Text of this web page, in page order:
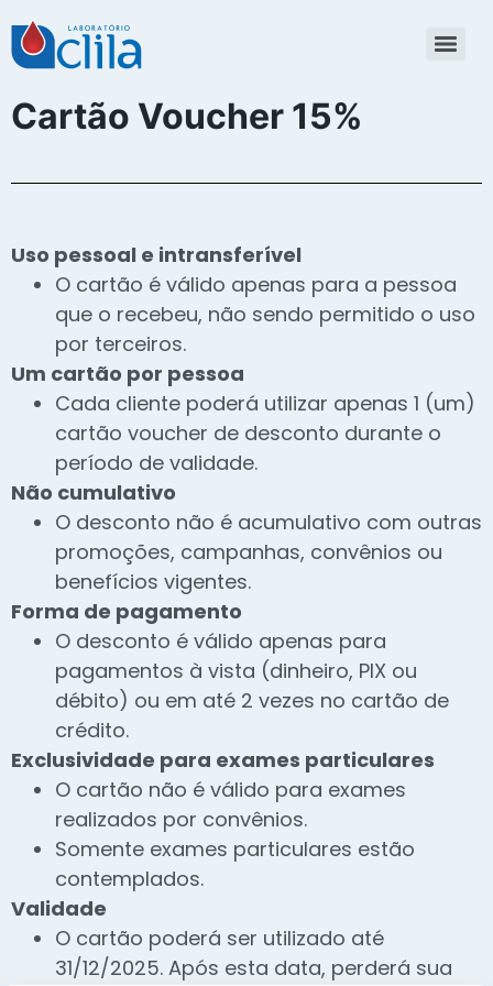
Cartão Voucher 15%
Uso pessoal e intransferível
O cartão é válido apenas para a pessoa
que o recebeu, não sendo permitido o uso
por terceiros.
Um cartão por pessoa
Cada cliente poderá utilizar apenas 1 (um)
cartão voucher de desconto durante o
período de validade.
Não cumulativo
O desconto não é acumulativo com outras
promoções, campanhas, convênios ou
benefícios vigentes.
Forma de pagamento
O desconto é válido apenas para
pagamentos à vista (dinheiro, PIX ou
débito) ou em até 2 vezes no cartão de
crédito.
Exclusividade para exames particulares
O cartão não é válido para exames
realizados por convênios.
Somente exames particulares estão
contemplados.
Validade
O cartão poderá ser utilizado até
31/12/2025. Após esta data, perderá sua